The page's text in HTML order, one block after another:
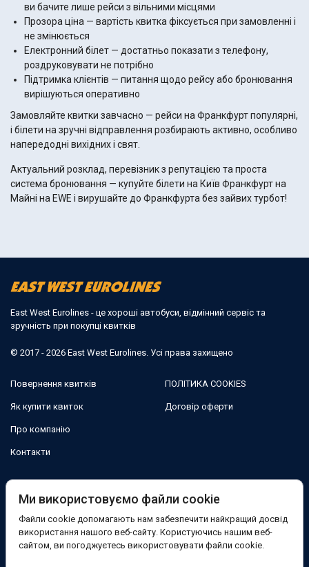
ви бачите лише рейси з вільними місцями
Прозора ціна — вартість квитка фіксується при замовленні і
не змінюється
Електронний білет — достатньо показати з телефону,
роздруковувати не потрібно
Підтримка клієнтів — питання щодо рейсу або бронювання
вирішуються оперативно
Замовляйте квитки завчасно — рейси на Франкфурт популярні,
і білети на зручні відправлення розбирають активно, особливо
напередодні вихідних і свят.
Актуальний розклад, перевізник з репутацією та проста
система бронювання — купуйте білети на Київ Франкфурт на
Майні на EWE і вирушайте до Франкфурта без зайвих турбот!
East West Eurolines - це хороші автобуси, відмінний сервіс та
зручність при покупці квитків
© 2017 - 2026 East West Eurolines. Усі права захищено
Повернення квитків
Як купити квиток
Про компанію
Контакти
ПОЛІТИКА COOKIES
Договір оферти
Facebook
Підтримка:
Ми використовуємо файли cookie
Файли cookie допомагають нам забезпечити найкращий досвід
використання нашого веб-сайту. Користуючись нашим веб-
сайтом, ви погоджуєтесь використовувати файли cookie.